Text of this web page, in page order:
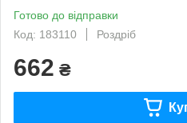
Готово до відправки
Код: 183110
Роздріб
662 ₴